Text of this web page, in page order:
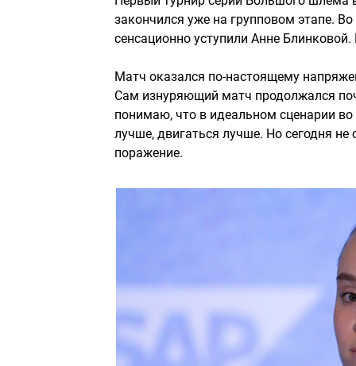
закончился уже на групповом этапе.
сенсационно уступили Анне
Матч оказался по-настоящему
Сам изнуряющий матч продолжался
понимаю, что в идеальном сценарии
лучше, двигаться лучше. Но сегодня
поражение.